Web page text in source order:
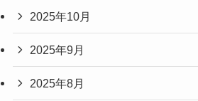
2025年10月
2025年9月
2025年8月